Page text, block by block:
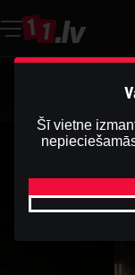
Šī vietne